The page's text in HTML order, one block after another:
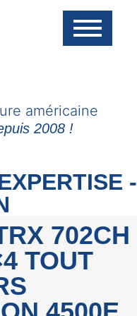
2008 !
-
702CH
TOUT